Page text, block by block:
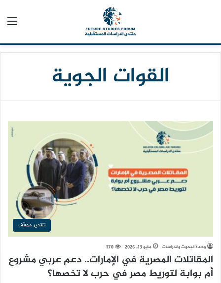
القوات الجوية
تقدير موقف
وحدة البحوث والدراسات مايو 13, 2026 170
المقاتلات المصرية في الإمارات.. دعم عربي مشروع
أم بوابة لتوريط مصر في حرب لا تخصها؟